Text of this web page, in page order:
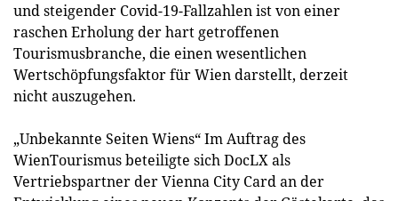
und steigender Covid-19-Fallzahlen ist von einer
raschen Erholung der hart getroffenen
Tourismusbranche, die einen wesentlichen
Wertschöpfungsfaktor für Wien darstellt, derzeit
nicht auszugehen.
„Unbekannte Seiten Wiens“ Im Auftrag des
WienTourismus beteiligte sich DocLX als
Vertriebspartner der Vienna City Card an der